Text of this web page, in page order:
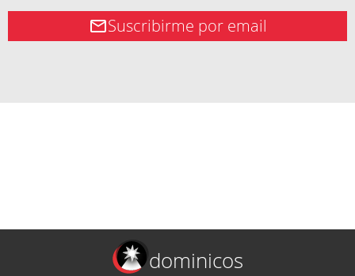
Suscribirme por email
dominicos